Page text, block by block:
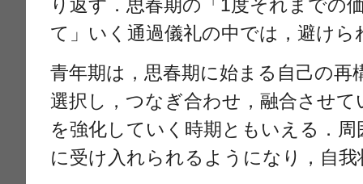
り返す．思春期の「1度それまでの
て」いく通過儀礼の中では，避け
青年期は，思春期に始まる自己の再
選択し，つなぎ合わせ，融合させ
を強化していく時期ともいえる．
に受け入れられるようになり，自